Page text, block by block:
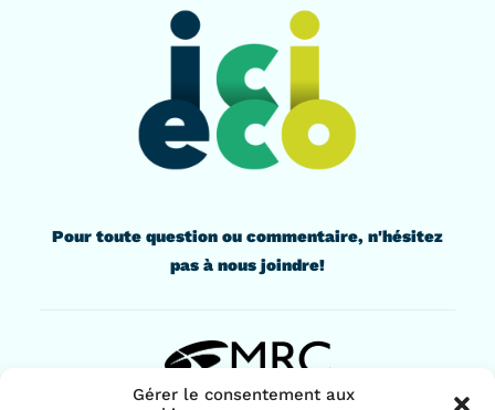
Gérer le consentement aux
Pour toute question ou commentaire, n'hésitez
pas à nous joindre!